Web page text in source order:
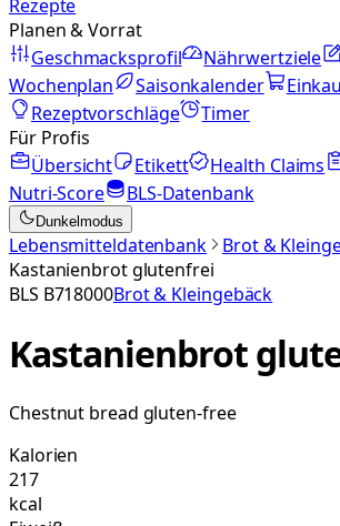
Rezepte
Planen & Vorrat
Geschmacksprofil
Nährwertziele
Wochenplan
Saisonkalender
Rezeptvorschläge
Timer
Für Profis
Übersicht
Etikett Health Claims
Nutri-Score
BLS-Datenbank
Dunkelmodus
Lebensmitteldatenbank
Brot &
Kastanienbrot glutenfrei
BLS B718000Brot & Kleingebäck
Kastanienbrot
Chestnut bread gluten-free
Kalorien
217
kcal